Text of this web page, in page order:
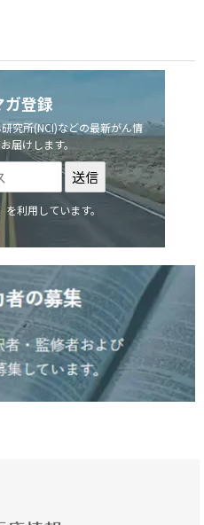
ガ登録
究所(NCI)などの最新がん情
届けします。
利用しています。